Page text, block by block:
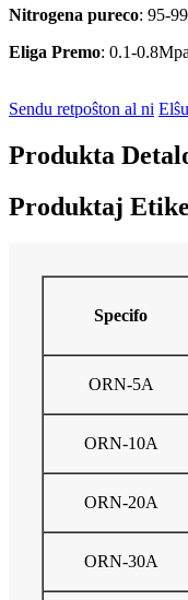
Nitrogena pureco: 95-
Eliga Premo: 0.1-
Sendu retpoŝton al ni
Produkta
Produktaj
Specifo
ORN-5A
ORN-10A
ORN-20A
ORN-30A